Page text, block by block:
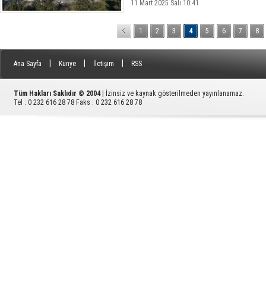
11 Mart 2025 Salı 10:41
1 2 3 4 5 6 7 8
Ana Sayfa Künye İletişim RSS
Tüm Hakları Saklıdır © 2004
| İzinsiz ve kaynak gösterilmeden yayınlanamaz.
Tel : 0 232 616 28 78 Faks : 0 232 616 28 78